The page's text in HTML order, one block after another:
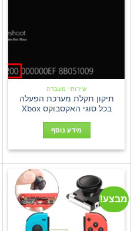
שירותי מעבדה
תיקון תקלת מערכת הפעלה
בכל סוגי האקסבוקס Xbox
מידע נוסף
מבצע!